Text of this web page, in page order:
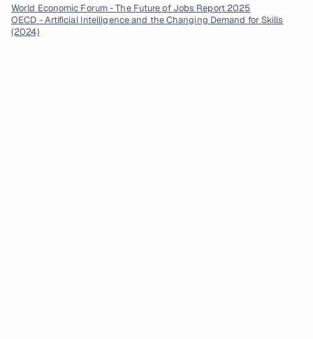
World Economic Forum - The Future of Jobs Report 2025
OECD - Artificial Intelligence and the Changing Demand for Skills
(2024)